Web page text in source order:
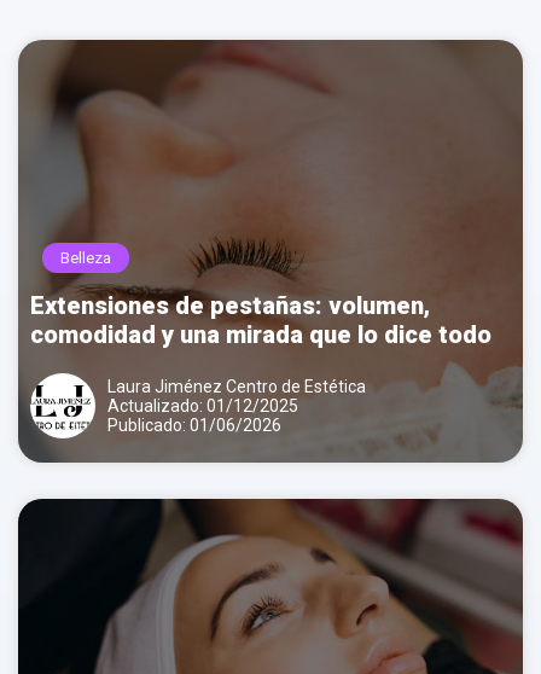
Contactar por
Belleza
Extensiones de pestañas: volumen,
comodidad y una mirada que lo dice todo
Laura Jiménez Centro de Estética
Actualizado: 01/12/2025
Publicado: 01/06/2026